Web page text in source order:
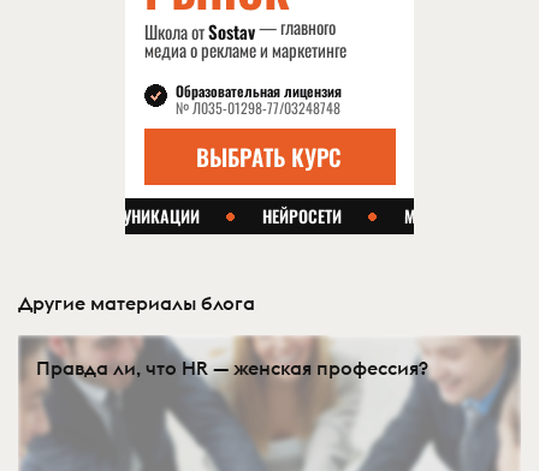
Другие материалы блога
Правда ли, что HR — женская профессия?